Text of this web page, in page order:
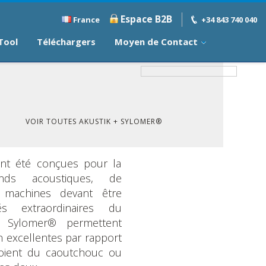
France Espace B2B +34 843 740 040
Téléchargers Moyen de Contact
VOIR TOUTES AKUSTIK + SYLOMER®
été conçues pour la
acoustiques, de
devant être
extraordinaires du
Sylomer® permettent
excellentes par rapport
du caoutchouc ou